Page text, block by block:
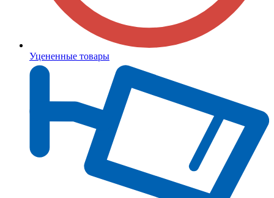
Уцененные товары